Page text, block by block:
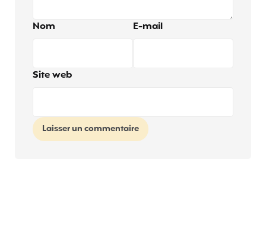
Nom E-mail
Site web